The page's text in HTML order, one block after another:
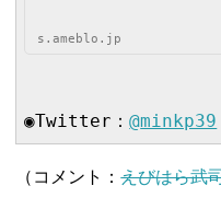
s.ameblo.jp
◉Twitter：@minkp39
（コメント：えびはら武